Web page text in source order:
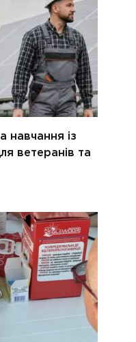
навчання із
ветеранів та